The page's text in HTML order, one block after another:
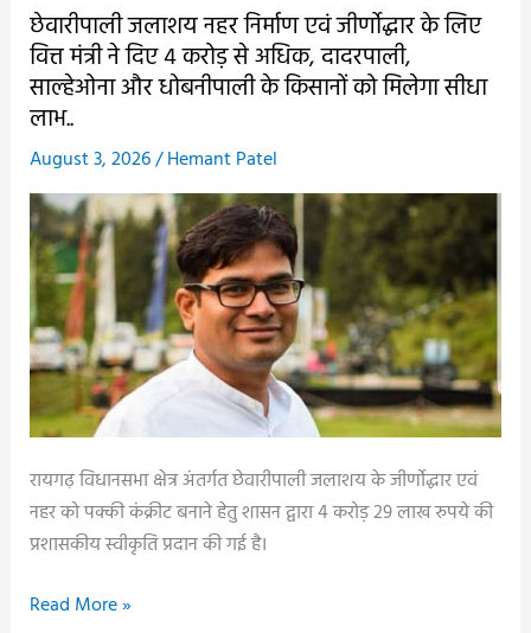
कलेक्टर
को
लिखा
पत्र..
धाम
में
कांवरिया
समिति
की
बैठक
सम्पन्न,
सावन
आयोजन
को
लेकर
हुई
चर्चा..
छेवारीपाली जलाशय नहर निर्माण एवं जीर्णोद्धार के लिए
वित्त मंत्री ने दिए 4 करोड़ से अधिक, दादरपाली,
साल्हेओना और धोबनीपाली के किसानों को मिलेगा सीधा
लाभ..
August 3, 2026/Hemant Patel
रायगढ़ विधानसभा क्षेत्र अंतर्गत छेवारीपाली जलाशय के जीर्णोद्धार एवं
नहर को पक्की कंक्रीट बनाने हेतु शासन द्वारा 4 करोड़ 29 लाख रुपये की
प्रशासकीय स्वीकृति प्रदान की गई है।
छेवारीपाली
Read More »